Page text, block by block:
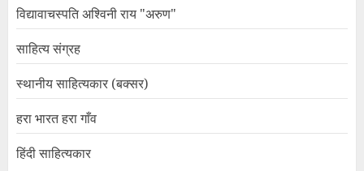
विद्यावाचस्पति अश्विनी राय "अरुण"
साहित्य संग्रह
स्थानीय साहित्यकार (बक्सर)
हरा भारत हरा गाँव
हिंदी साहित्यकार